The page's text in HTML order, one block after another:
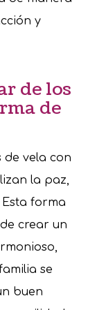
y
de los
de
de vela con
la paz,
forma
crear un
se
buen